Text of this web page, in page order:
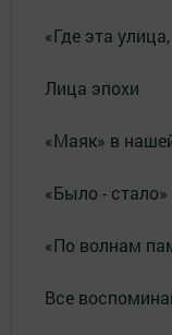
«Где эта
Лица эпохи
«Маяк» в
«Было - стало»
«По волнам
Все